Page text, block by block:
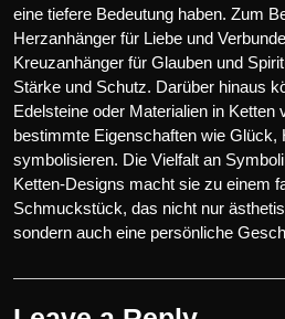
eine tiefere Bedeutung haben. Zum
Herzanhänger für Liebe und
Kreuzanhänger für Glauben und
Stärke und Schutz. Darüber hinaus
Edelsteine oder Materialien in Ketten
bestimmte Eigenschaften wie Glück,
symbolisieren. Die Vielfalt an
Ketten-Designs macht sie zu einem
Schmuckstück, das nicht nur
sondern auch eine persönliche